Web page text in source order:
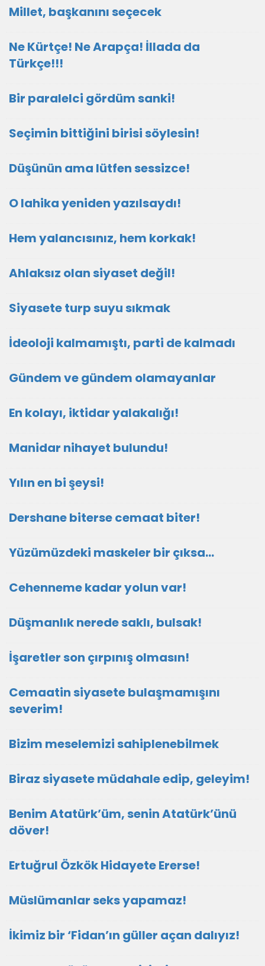
Millet, başkanını seçecek
Ne Kürtçe! Ne Arapça! İllada da
Türkçe!!!
Bir paralelci gördüm sanki!
Seçimin bittiğini birisi söylesin!
Düşünün ama lütfen sessizce!
O lahika yeniden yazılsaydı!
Hem yalancısınız, hem korkak!
Ahlaksız olan siyaset değil!
Siyasete turp suyu sıkmak
İdeoloji kalmamıştı, parti de kalmadı
Gündem ve gündem olamayanlar
En kolayı, iktidar yalakalığı!
Manidar nihayet bulundu!
Yılın en bi şeysi!
Dershane biterse cemaat biter!
Yüzümüzdeki maskeler bir çıksa…
Cehenneme kadar yolun var!
Düşmanlık nerede saklı, bulsak!
İşaretler son çırpınış olmasın!
Cemaatin siyasete bulaşmamışını
severim!
Bizim meselemizi sahiplenebilmek
Biraz siyasete müdahale edip, geleyim!
Benim Atatürk’üm, senin Atatürk’ünü
döver!
Ertuğrul Özkök Hidayete Ererse!
Müslümanlar seks yapamaz!
İkimiz bir ‘Fidan’ın güller açan dalıyız!